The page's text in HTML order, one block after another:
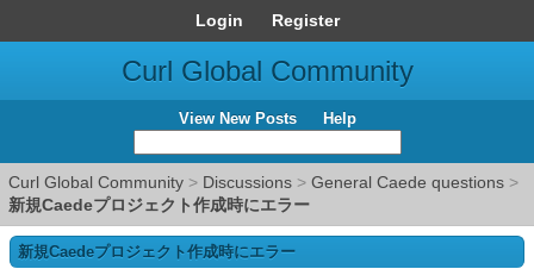
Login Register
Curl Global Community
View New Posts Help
Curl Global Community > Discussions > General Caede questions >
新規Caedeプロジェクト作成時にエラー
新規Caedeプロジェクト作成時にエラー